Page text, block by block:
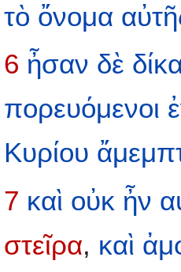
τὸ ὄνομα
6 ἦσαν δὲ
πορευόμενοι
Κυρίου
7 καὶ οὐκ ἦν
στεῖρα, καὶ